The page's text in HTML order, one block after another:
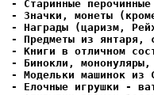
- Елочные игрушки -